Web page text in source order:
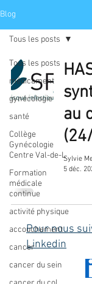
Blog
Tous les posts
médicament
gynécologie
santé
Collège
Gynécologie
Centre Val-de-L
Formation
médicale
continue
activité physique
accouchement
cancer
cancer du sein
Tous les posts
au
Sylvie
5 déc.
Pour nous
Linkedin